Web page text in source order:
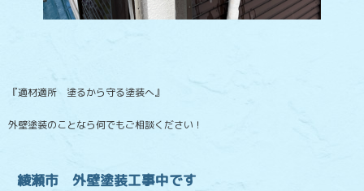
『適材適所 塗るから守る塗装へ』
外壁塗装のことなら何でもご相談ください！
綾瀬市 外壁塗装工事中です